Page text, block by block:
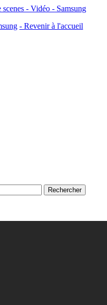
- Vidéo - Samsung
- Revenir à l'accueil